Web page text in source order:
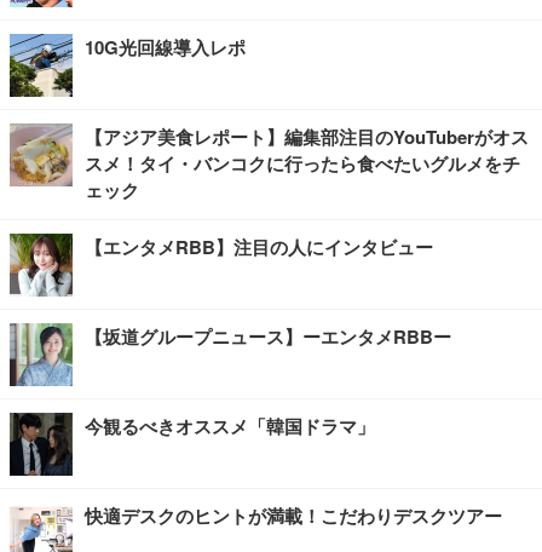
10G光回線導入レポ
【アジア美食レポート】編集部注目のYouTuberがオス
スメ！タイ・バンコクに行ったら食べたいグルメをチ
ェック
【エンタメRBB】注目の人にインタビュー
【坂道グループニュース】ーエンタメRBBー
今観るべきオススメ「韓国ドラマ」
快適デスクのヒントが満載！こだわりデスクツアー